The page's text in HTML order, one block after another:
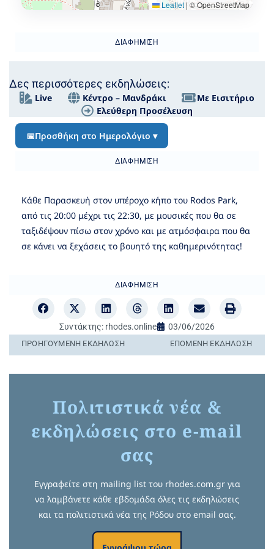
Leaflet | © OpenStreetMap
ΔΙΑΦΉΜΙΣΗ
Δες περισσότερες εκδηλώσεις:
Live Κέντρο – Μανδράκι
Με Εισιτήριο
Ελεύθερη Προσέλευση
📅Προσθήκη στο Ημερολόγιο ▾
ΔΙΑΦΉΜΙΣΗ
Κάθε Παρασκευή στον υπέροχο κήπο του Rodos Park,
από τις 20:00 μέχρι τις 22:30, με μουσικές που θα σε
ταξιδέψουν πίσω στον χρόνο και με ατμόσφαιρα που θα
σε κάνει να ξεχάσεις το βουητό της καθημερινότητας!
ΔΙΑΦΉΜΙΣΗ
Συντάκτης: rhodes.online 03/06/2026
ΠΡΟΗΓΟΎΜΕΝΗ ΕΚΔΉΛΩΣΗ ΕΠΌΜΕΝΗ ΕΚΔΉΛΩΣΗ
Πολιτιστικά νέα &
εκδηλώσεις στο e-mail
σας
Εγγραφείτε στη mailing list του rhodes.com.gr για
να λαμβάνετε κάθε εβδομάδα όλες τις εκδηλώσεις
και τα πολιτιστικά νέα της Ρόδου στο email σας.